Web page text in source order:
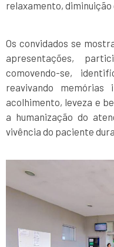
relaxamento,
Os convidados se
apresentações,
comovendo-se,
reavivando
acolhimento, leveza e
a humanização do
vivência do paciente